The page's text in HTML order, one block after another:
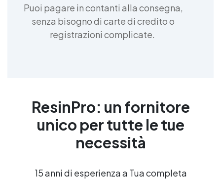
Puoi pagare in contanti alla consegna,
senza bisogno di carte di credito o
registrazioni complicate.
ResinPro: un fornitore
unico per tutte le tue
necessità
15 anni di esperienza a Tua completa